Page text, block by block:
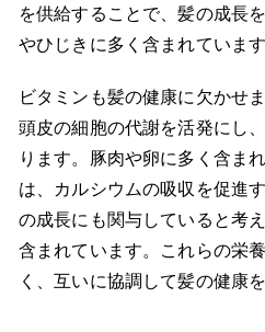
を供給することで、髪の成長
やひじきに多く含まれています
ビタミンも髪の健康に欠かせ
頭皮の細胞の代謝を活発にし
ります。豚肉や卵に多く含ま
は、カルシウムの吸収を促進
の成長にも関与していると考
含まれています。これらの栄
く、互いに協調して髪の健康